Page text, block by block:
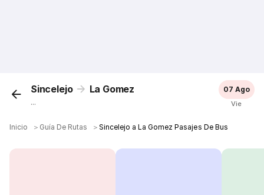
Sincelejo La Gomez
...
07 Ago
Vie
Inicio ＞ Guía De Rutas ＞ Sincelejo a La Gomez Pasajes De Bus